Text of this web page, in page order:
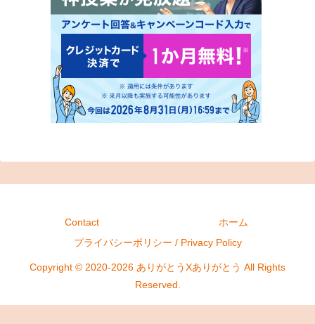
Contact
ホーム
プライバシーポリシー / Privacy Policy
Copyright © 2020-2026 ありがとうXありがとう All Rights
Reserved.